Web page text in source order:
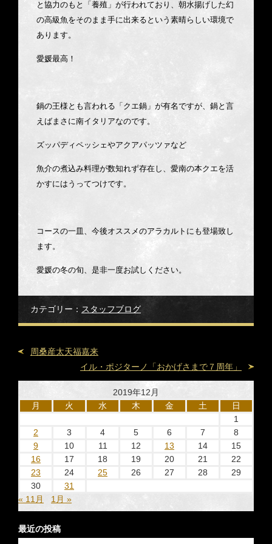
と協力のもと「養殖」が行われており、朝水揚げした幻
の高級魚をそのまま手に出来るという素晴らしい環境で
あります。
愛媛最高！
鍋の王様とも言われる「クエ鍋」が有名ですが、鍋と言
えばまさに南イタリアなのです。
ズッパディペッシェやアクアパッツァなど
魚介の煮込み料理が数知れず存在し、愛南の本クエを活
かすにはうってつけです。
コースの一皿、今後オススメのアラカルトにも登場致し
ます。
愛媛の冬の旬、是非一度お試しください。
カテゴリー： スタッフブログ
周桑産太天福嘉来
イル・ポジターノ「おかげさまで７周年」
2019年12月
月
火 水 木 金 土
日
1
2
3 4 5 6 7
8
9
10 11 12 13 14
15
16
17 18 19 20 21
22
23
24 25 26 27 28
29
30
31
« 11月
1月 »
最近の投稿